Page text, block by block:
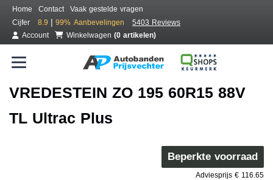
Home Contact
Vaak gestelde vragen
Cijfer
8.9 | 99% Aanbevelingen
5403 Reviews
Account
Winkelwagen (0 artikelen)
VREDESTEIN ZO 195 60R15 88V
TL Ultrac Plus
Beperkte voorraad
Adviesprijs € 116.65